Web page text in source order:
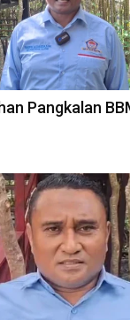
Pangkalan